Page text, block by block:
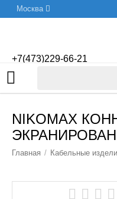
Москва
+7(473)229-66-21
NIKOMAX
Главная / Кабельные